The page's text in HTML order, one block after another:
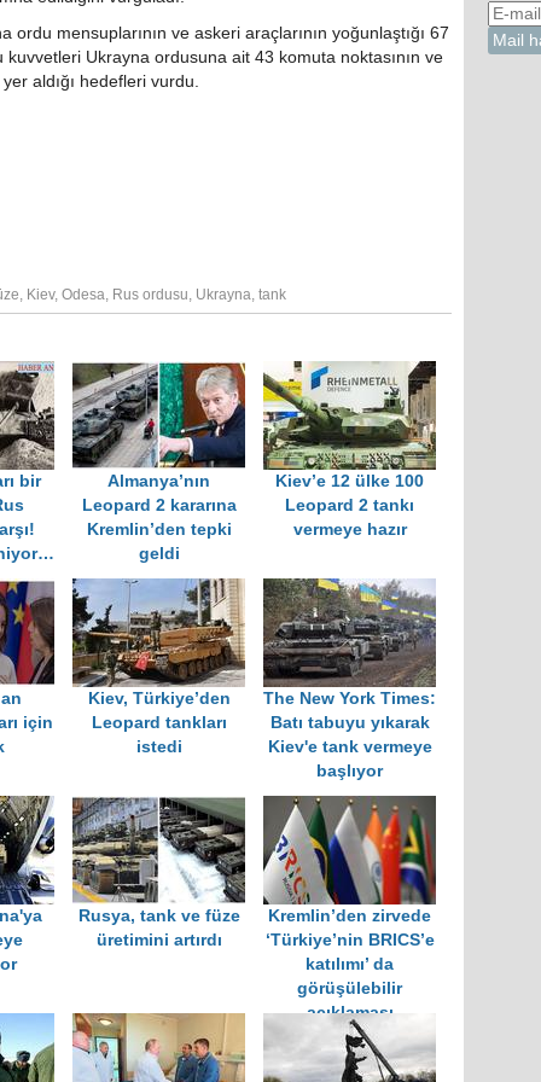
mensuplarının ve askeri araçlarının yoğunlaştığı 67
Ukrayna ordusuna ait 43 komuta noktasının ve
aldığı hedefleri vurdu.
, Kiev, Odesa, Rus ordusu, Ukrayna, tank
bir
Almanya’nın
Leopard 2 kararına
Kremlin’den tepki
geldi
Kiev’e 12 ülke 100
Leopard 2 tankı
vermeye hazır
için
Kiev, Türkiye’den
Leopard tankları
istedi
The New York Times:
Batı tabuyu yıkarak
Kiev'e tank vermeye
başlıyor
Rusya, tank ve füze
üretimini artırdı
Kremlin’den zirvede
‘Türkiye’nin BRICS’e
katılımı’ da
görüşülebilir
açıklaması